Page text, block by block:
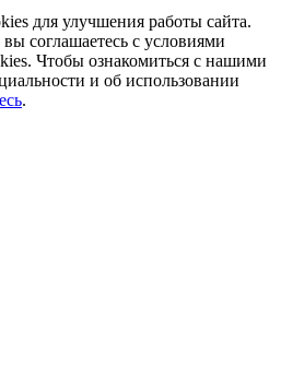
для улучшения работы сайта.
соглашаетесь с условиями
Чтобы ознакомиться с нашими
и об использовании
.